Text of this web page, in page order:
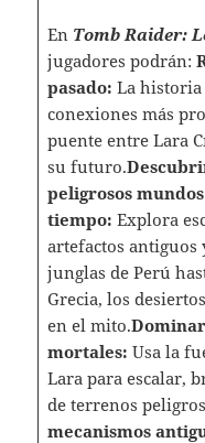
En Tomb Raider:
jugadores podrán:
pasado: La historia
conexiones más
puente entre Lara
su futuro.
peligrosos
tiempo: Explora
artefactos antiguos
junglas de Perú
Grecia, los
en el mito.
mortales: Usa la
Lara para escalar,
de terrenos
mecanismos